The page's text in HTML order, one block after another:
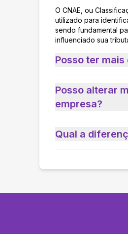
O CNAE, ou
utilizado para
sendo fundamental
influenciado sua
Posso ter mais
Posso alterar
empresa?
Qual a